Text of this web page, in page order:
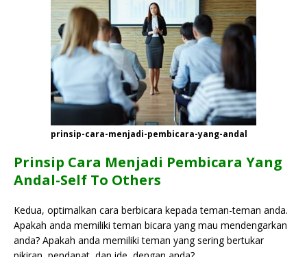
prinsip-cara-menjadi-pembicara-yang-andal
Prinsip Cara Menjadi Pembicara Yang
Andal-Self To Others
Kedua, optimalkan cara berbicara kepada teman-teman anda.
Apakah anda memiliki teman bicara yang mau mendengarkan
anda? Apakah anda memiliki teman yang sering bertukar